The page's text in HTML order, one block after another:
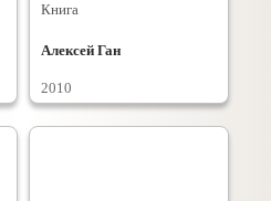
Книга
Алексей Ган
2010